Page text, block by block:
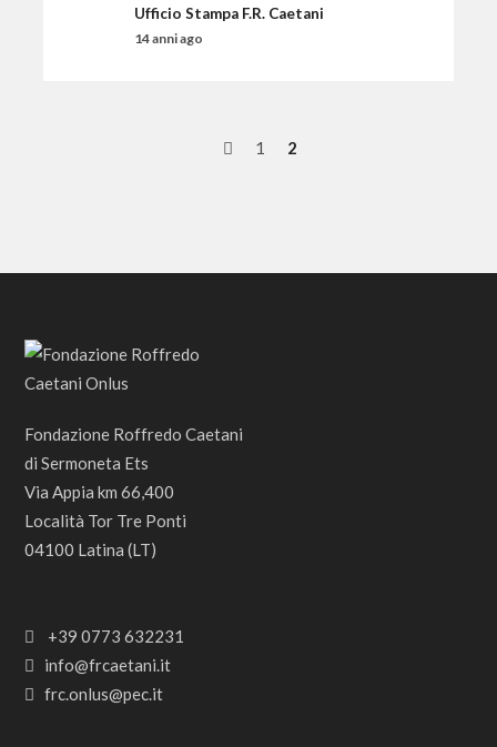
Ufficio Stampa F.R. Caetani
14 anni ago
1 2
Fondazione Roffredo Caetani
di Sermoneta Ets
Via Appia km 66,400
Località Tor Tre Ponti
04100 Latina (LT)
+39 0773 632231
info@frcaetani.it
frc.onlus@pec.it